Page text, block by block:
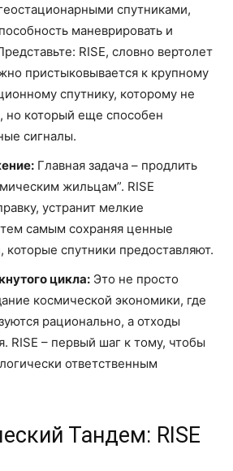
спутниками,
маневрировать и
RISE, словно вертолет
пристыковывается к крупному
спутнику, которому не
но который еще способен
сигналы.
Главная задача – продлить
жильцам”. RISE
устранит мелкие
самым сохраняя ценные
которые спутники предоставляют.
цикла: Это не просто
космической экономики, где
рационально, а отходы
RISE – первый шаг к тому, чтобы
ответственным
Тандем: RISE